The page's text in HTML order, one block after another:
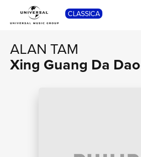
CLASSICA
ALAN TAM
Xing Guang Da Dao